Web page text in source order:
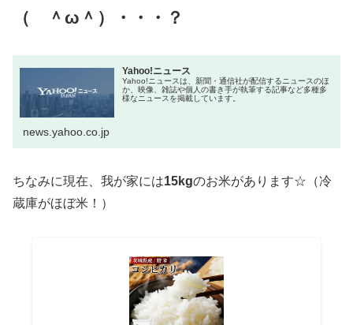
（ ＾ω＾）・・・？
Yahoo!ニュース
Yahoo!ニュースは、新聞・通信社が配信するニュースのほ
か、映像、雑誌や個人の書き手が執筆する記事など多種多
様なニュースを掲載しています。
news.yahoo.co.jp
ちなみに現在、我が家には15kgのお米があります☆（冷
蔵庫がほぼ米！）